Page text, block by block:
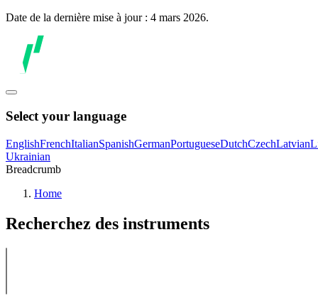
Date de la dernière mise à jour : 4 mars 2026.
Select your language
EnglishFrenchItalianSpanishGermanPortugueseDutchCzechLatvian
Ukrainian
Breadcrumb
Home
Recherchez des instruments